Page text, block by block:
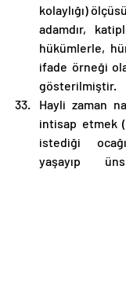
kolaylığı)
adamdır,
hükümlerle,
ifade örneği
gösterilmiştir.
Hayli zaman
intisap etmek
istediği
yaşayıp